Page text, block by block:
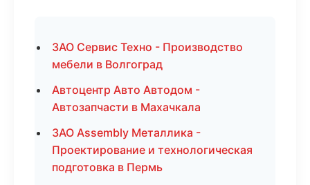
ЗАО Сервис Техно - Производство
мебели в Волгоград
Автоцентр Авто Автодом -
Автозапчасти в Махачкала
ЗАО Assembly Металлика -
Проектирование и технологическая
подготовка в Пермь